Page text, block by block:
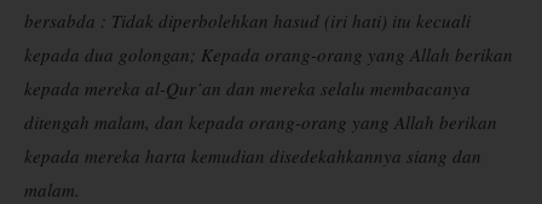
bersabda : Tidak diperbolehkan hasud (iri hati) itu kecuali
kepada dua golongan; Kepada orang-orang yang Allah berikan
kepada mereka al-Qur’an dan mereka selalu membacanya
ditengah malam, dan kepada orang-orang yang Allah berikan
kepada mereka harta kemudian disedekahkannya siang dan
malam.